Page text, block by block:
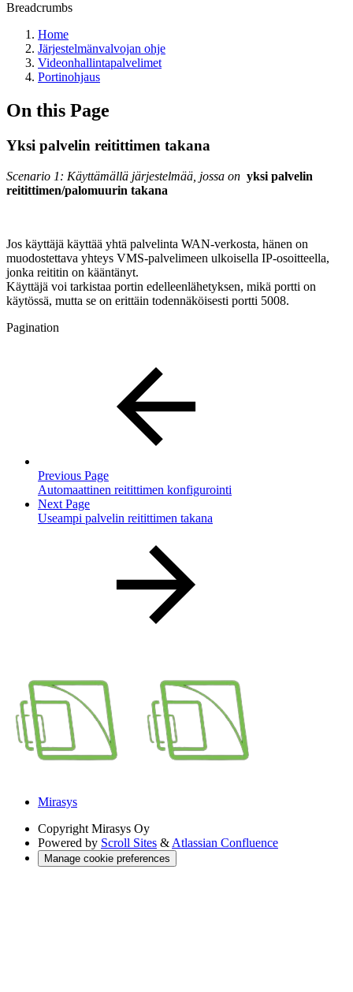
Breadcrumbs
Home
Järjestelmänvalvojan ohje
Videonhallintapalvelimet
Portinohjaus
On this Page
Yksi palvelin reitittimen takana
Scenario 1: Käyttämällä järjestelmää, jossa on yksi palvelin
reitittimen/palomuurin takana
Jos käyttäjä käyttää yhtä palvelinta WAN-verkosta, hänen on
muodostettava yhteys VMS-palvelimeen ulkoisella IP-osoitteella,
jonka reititin on kääntänyt.
Käyttäjä voi tarkistaa portin edelleenlähetyksen, mikä portti on
käytössä, mutta se on erittäin todennäköisesti portti 5008.
Pagination
Previous Page
Automaattinen reitittimen konfigurointi
Next Page
Useampi palvelin reitittimen takana
Mirasys
Copyright Mirasys Oy
Powered by Scroll Sites & Atlassian Confluence
Manage cookie preferences